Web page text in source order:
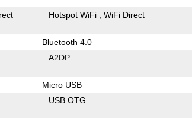
Hotspot WiFi WiFi Direct
Bluetooth 4.0
A2DP
Micro USB
USB OTG